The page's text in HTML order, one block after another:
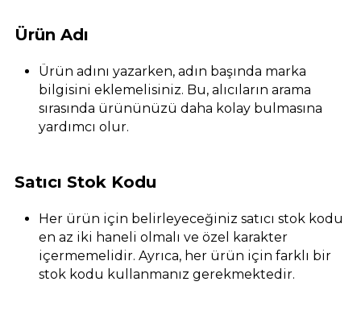
Ürün Adı
Ürün adını yazarken, adın başında marka
bilgisini eklemelisiniz. Bu, alıcıların arama
sırasında ürününüzü daha kolay bulmasına
yardımcı olur.
Satıcı Stok Kodu
Her ürün için belirleyeceğiniz satıcı stok kodu
en az iki haneli olmalı ve özel karakter
içermemelidir. Ayrıca, her ürün için farklı bir
stok kodu kullanmanız gerekmektedir.